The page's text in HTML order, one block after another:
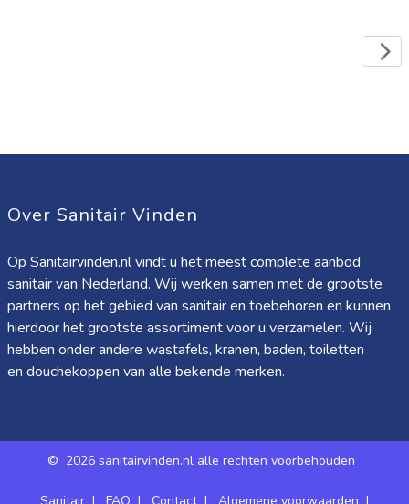
Over Sanitair Vinden
Op Sanitairvinden.nl vindt u het meest complete aanbod
sanitair van Nederland. Wij werken samen met de grootste
partners op het gebied van sanitair en toebehoren en kunnen
hierdoor het grootste assortiment voor u verzamelen. Wij
hebben onder andere wastafels, kranen, baden, toiletten
en douchekoppen van alle bekende merken.
© 2026 sanitairvinden.nl alle rechten voorbehouden